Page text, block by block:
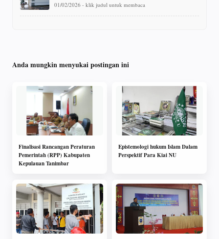
01/02/2026 - klik judul untuk membaca
Anda mungkin menyukai postingan ini
Finalisasi Rancangan Peraturan
Pemerintah (RPP) Kabupaten
Kepulauan Tanimbar
Epistemologi hukum Islam Dalam
Perspektif Para Kiai NU